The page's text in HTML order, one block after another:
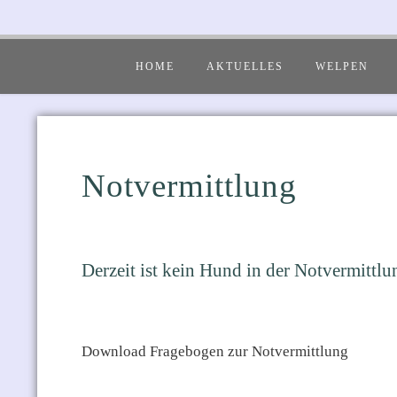
HOME AKTUELLES WELPEN
Notvermittlung
Derzeit ist kein Hund in der
Download Fragebogen zur Notvermittlung